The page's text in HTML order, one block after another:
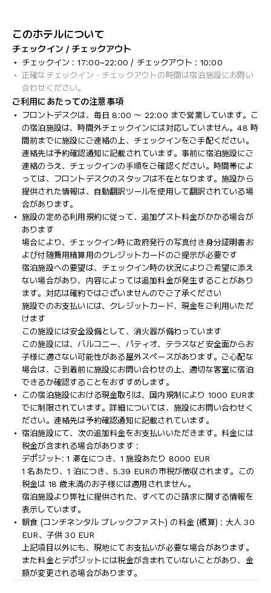
このホテルについて
チェックイン / チェックアウト
チェックイン : 17:00~22:00 / チェックアウト : 10:00
正確なチェックイン・チェックアウトの時間は宿泊施設にお問い
合わせください。
ご利用にあたっての注意事項
フロントデスクは、毎日 8:00 ～ 22:00 まで営業しています。こ
の宿泊施設は、時間外チェックインには対応していません。48 時
間前までに施設にご連絡の上、チェックインをご手配ください。
連絡先は予約確認通知に記載されています。事前に宿泊施設にご
連絡のうえ、チェックインの手順をご確認ください。時間帯によ
っては、フロントデスクのスタッフは不在となります。施設から
提供された情報は、自動翻訳ツールを使用して翻訳されている場
合があります。
施設の定める利用規約に従って、追加ゲスト料金がかかる場合が
あります
場合により、チェックイン時に政府発行の写真付き身分証明書お
よび付随費用精算用のクレジットカードのご提示が必要です
宿泊施設への要望は、チェックイン時の状況によりご希望に添え
ない場合があり、内容によっては追加料金が発生することがあり
ます。対応は確約ではございませんのでご了承ください
施設でのお支払いには、クレジットカード、現金をご利用いただ
けます
この施設には安全設備として、消火器が備わっています
この施設には、バルコニー、パティオ、テラスなど安全面からお
子様に適さない可能性がある屋外スペースがあります。ご心配な
場合は、ご到着前に施設にお問い合わせの上、適切な客室に宿泊
できるか確認することをおすすめします。
この宿泊施設における現金取引は、国内規制により 1000 EURま
でに制限されています。詳細については、施設にお問い合わせく
ださい。連絡先は予約確認通知に記載されています。
宿泊施設にて、次の追加料金をお支払いいただきます。料金には
税金が含まれる場合があります :
デポジット: 1 滞在につき、1 施設あたり 8000 EUR
1 名あたり、1 泊につき、5.39 EURの市税が徴収されます。この
税金は 18 歳未満のお子様には適用されません。
宿泊施設より弊社に提供された、すべてのご請求に関する情報を
表示しています。
朝食 (コンチネンタル ブレックファスト) の料金 (概算) : 大人 30
EUR、子供 30 EUR
上記項目以外にも、現地にてお支払いが必要な場合があります。
また料金とデポジットには税金が含まれていないことがあり、金
額が変更される場合があります。